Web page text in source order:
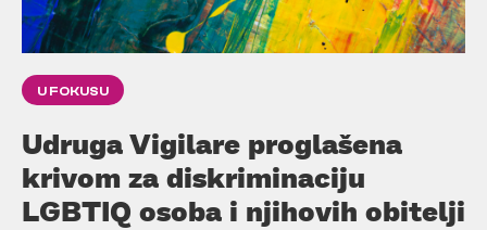
U FOKUSU
Udruga Vigilare proglašena
krivom za diskriminaciju
LGBTIQ osoba i njihovih obitelji